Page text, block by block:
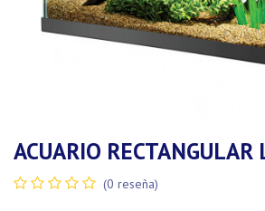
ACUARIO
(0 reseña)